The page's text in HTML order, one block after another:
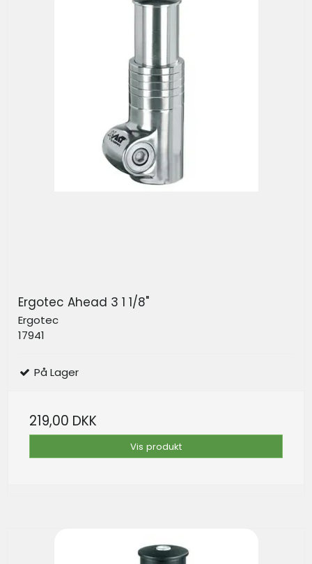
Ergotec Ahead 3 1 1/8"
Ergotec
17941
På Lager
219,00 DKK
Vis produkt